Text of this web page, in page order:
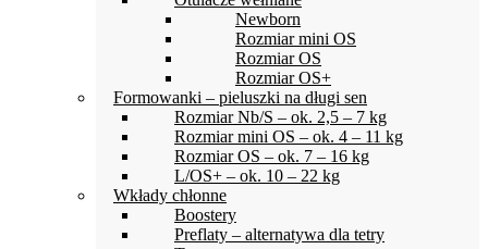
Newborn
Rozmiar mini OS
Rozmiar OS
Rozmiar OS+
Formowanki – pieluszki na długi sen
Rozmiar Nb/S – ok. 2,5 – 7 kg
Rozmiar mini OS – ok. 4 – 11 kg
Rozmiar OS – ok. 7 – 16 kg
L/OS+ – ok. 10 – 22 kg
Wkłady chłonne
Boostery
Preflaty – alternatywa dla tetry